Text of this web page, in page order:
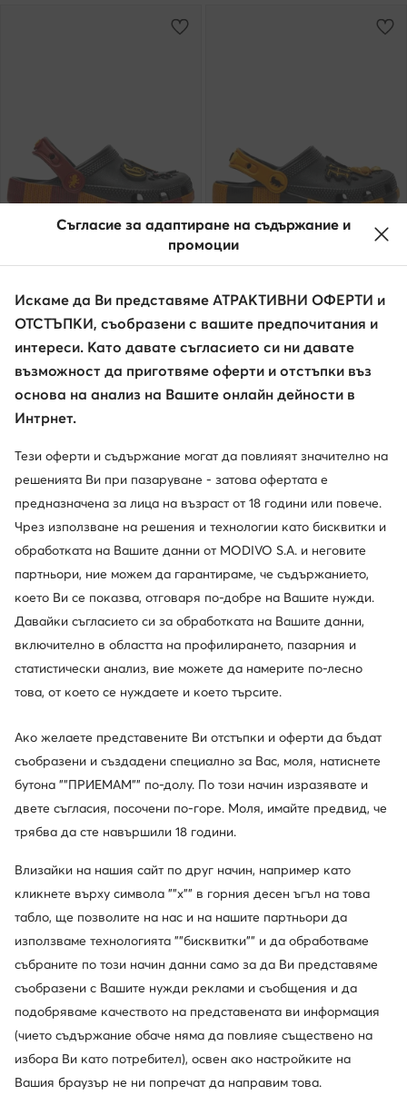
още 35% Код: SUMMER
Чехли · Harry Potter · Черен
Актуална цена
44,99 €
Редовна цена 55,73 € -19%
Най-ниска цена55,73 €-19%
още 35% Код: SUMMER
Чехли · Harry Potter · Черен
Актуална цена
37,99€
Редовна цена55,73 €-31%
Най-ниска цена40,99 € -7%
още 35% Код: SUMMER
Промоция
Birkenstock
Чехли · Черен
Редовна цена
45,99 €
още 35% Код: SUMMER
-21%
Fila
Редовна цена
-41%
Най-ниска цена 18,99 € -21%
Crocs
Чехли · Черен
Чехли · Черен
30,99
Съгласие за адаптиране на съдържание и
промоции
Искаме да Ви представяме АТРАКТИВНИ ОФЕРТИ и
ОТСТЪПКИ, съобразени с вашите предпочитания и
интереси. Като давате съгласието си ни давате
възможност да приготвяме оферти и отстъпки въз
основа на анализ на Вашите онлайн дейности в
Интрнет.
Тези оферти и съдържание могат да повлияят значително на
решенията Ви при пазаруване - затова офертата е
предназначена за лица на възраст от 18 години или повече.
Чрез използване на решения и технологии като бисквитки и
обработката на Вашите данни от MODIVO S.A. и неговите
партньори, ние можем да гарантираме, че съдържанието,
което Ви се показва, отговаря по-добре на Вашите нужди.
Давайки съгласието си за обработката на Вашите данни,
включително в областта на профилирането, пазарния и
статистически анализ, вие можете да намерите по-лесно
това, от което се нуждаете и което търсите.
Ако желаете представените Ви отстъпки и оферти да бъдат
съобразени и създадени специално за Вас, моля, натиснете
бутона ""ПРИЕМАМ"" по-долу. По този начин изразявате и
двете съгласия, посочени по-горе. Моля, имайте предвид, че
трябва да сте навършили 18 години.
Влизайки на нашия сайт по друг начин, например като
кликнете върху символа ""x"" в горния десен ъгъл на това
табло, ще позволите на нас и на нашите партньори да
използваме технологията ""бисквитки"" и да обработваме
събраните по този начин данни само за да Ви представяме
съобразени с Вашите нужди реклами и съобщения и да
подобряваме качеството на представената ви информация
(чието съдържание обаче няма да повлияе съществено на
избора Ви като потребител), освен ако настройките на
Вашия браузър не ни попречат да направим това.